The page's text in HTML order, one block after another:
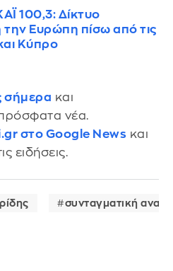
100,3: Δίκτυο
Ευρώπη πίσω από τις
Κύπρο
σήμερα και
νέα.
στο Google News και
ειδήσεις.
συνταγματική